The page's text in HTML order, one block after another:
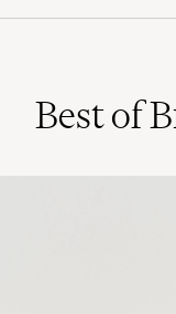
Se vores MTO'er
Best of